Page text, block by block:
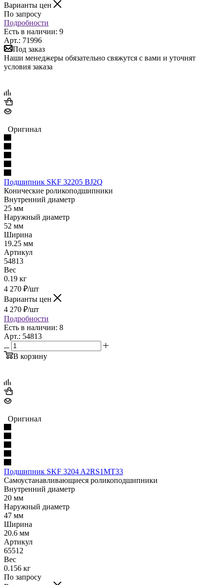
Варианты цен
По запросу
Подробности
Есть в наличии: 9
Арт.: 71996
Под заказ
Наши менеджеры обязательно свяжутся с вами и уточнят
условия заказа
Оригинал
Подшипник SKF 32205 BJ2Q
Конические роликоподшипники
Внутренний диаметр
25 мм
Наружный диаметр
52 мм
Ширина
19.25 мм
Артикул
54813
Вес
0.19 кг
4 270 ₽/шт
Варианты цен
4 270 ₽/шт
Подробности
Есть в наличии: 8
Арт.: 54813
В корзину
Оригинал
Подшипник SKF 3204 A2RS1MT33
Самоустанавливающиеся роликоподшипники
Внутренний диаметр
20 мм
Наружный диаметр
47 мм
Ширина
20.6 мм
Артикул
65512
Вес
0.156 кг
По запросу